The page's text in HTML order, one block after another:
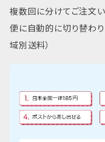
複数回に分けてご注文
便に自動的に切り替わり
域別送料）